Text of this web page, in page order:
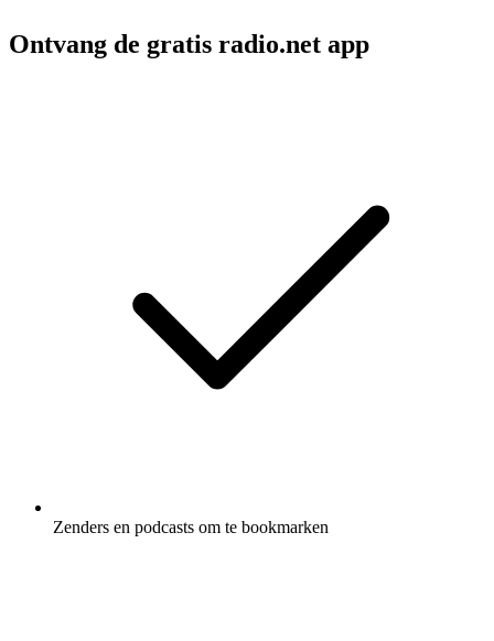
Ontvang de gratis radio.net app
Zenders en podcasts om te bookmarken